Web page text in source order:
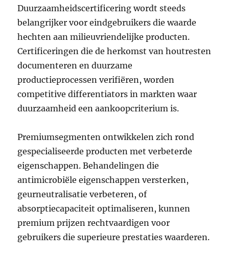
Duurzaamheidscertificering wordt steeds
belangrijker voor eindgebruikers die waarde
hechten aan milieuvriendelijke producten.
Certificeringen die de herkomst van houtresten
documenteren en duurzame
productieprocessen verifiëren, worden
competitive differentiators in markten waar
duurzaamheid een aankoopcriterium is.
Premiumsegmenten ontwikkelen zich rond
gespecialiseerde producten met verbeterde
eigenschappen. Behandelingen die
antimicrobiële eigenschappen versterken,
geurneutralisatie verbeteren, of
absorptiecapaciteit optimaliseren, kunnen
premium prijzen rechtvaardigen voor
gebruikers die superieure prestaties waarderen.